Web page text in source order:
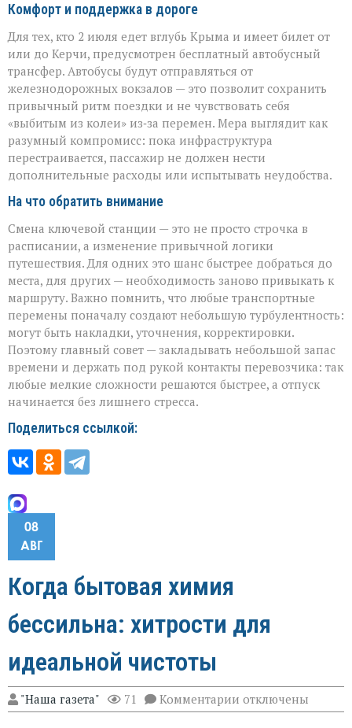
Комфорт и поддержка в дороге
Для тех, кто 2 июля едет вглубь Крыма и имеет билет от
или до Керчи, предусмотрен бесплатный автобусный
трансфер. Автобусы будут отправляться от
железнодорожных вокзалов — это позволит сохранить
привычный ритм поездки и не чувствовать себя
«выбитым из колеи» из‑за перемен. Мера выглядит как
разумный компромисс: пока инфраструктура
перестраивается, пассажир не должен нести
дополнительные расходы или испытывать неудобства.
На что обратить внимание
Смена ключевой станции — это не просто строчка в
расписании, а изменение привычной логики
путешествия. Для одних это шанс быстрее добраться до
места, для других — необходимость заново привыкать к
маршруту. Важно помнить, что любые транспортные
перемены поначалу создают небольшую турбулентность:
могут быть накладки, уточнения, корректировки.
Поэтому главный совет — закладывать небольшой запас
времени и держать под рукой контакты перевозчика: так
любые мелкие сложности решаются быстрее, а отпуск
начинается без лишнего стресса.
Поделиться ссылкой:
08
АВГ
Когда бытовая химия
бессильна: хитрости для
идеальной чистоты
"Наша газета" 71 Комментарии к
записи
отключены